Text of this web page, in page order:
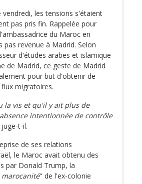
vendredi, les tensions s'étaient
pas pris fin. Rappelée pour
du Maroc en
pas revenue à Madrid. Selon
d'études arabes et islamique
de Madrid, ce geste de Madrid
pour but d'obtenir de
migratoires.
la vis et qu'il y ait plus de
intentionnée de contrôle
t-il.
de ses relations
le Maroc avait obtenu des
par Donald Trump, la
marocanité" de l'ex-colonie